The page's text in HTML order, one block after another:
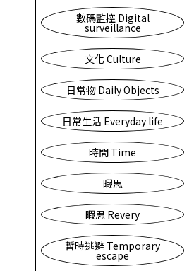
數碼監控 Digital
surveillance
文化 Culture
日常物 Daily Objects
日常生活 Everyday life
時間 Time
暇思
暇思 Revery
暫時逃避 Temporary
escape